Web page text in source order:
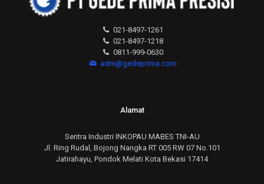
021-8497-1261
021-8497-1218
0811-999-0630
adm@gedeprima.com
Alamat
Sentra Industri INKOPAU MABES TNI-AU
Jl. Ring Rudal, Bojong Nangka RT 005 RW 07 No.101
Jatirahayu, Pondok Melati Kota Bekasi 17414